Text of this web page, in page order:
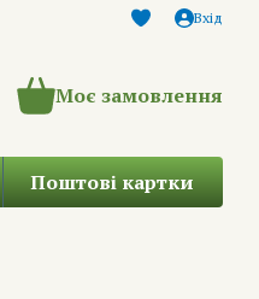
Вхід
Моє замовлення
Поштові картки